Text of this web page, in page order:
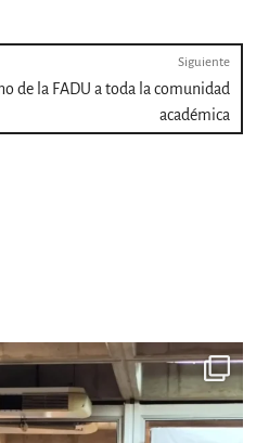
Siguiente
de la FADU a toda la comunidad
académica